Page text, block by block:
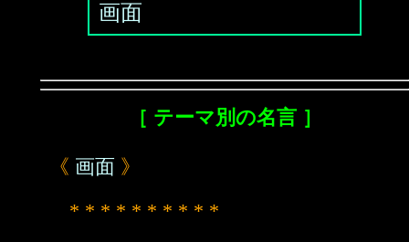
画面
［ テーマ別の名言 ］
《 画面 》
* * * * * * * * * *